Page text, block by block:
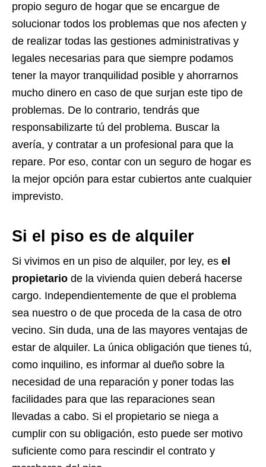
propio seguro de hogar que se encargue de
solucionar todos los problemas que nos afecten y
de realizar todas las gestiones administrativas y
legales necesarias para que siempre podamos
tener la mayor tranquilidad posible y ahorrarnos
mucho dinero en caso de que surjan este tipo de
problemas. De lo contrario, tendrás que
responsabilizarte tú del problema. Buscar la
avería, y contratar a un profesional para que la
repare. Por eso, contar con un seguro de hogar es
la mejor opción para estar cubiertos ante cualquier
imprevisto.
Si el piso es de alquiler
Si vivimos en un piso de alquiler, por ley, es el
propietario de la vivienda quien deberá hacerse
cargo. Independientemente de que el problema
sea nuestro o de que proceda de la casa de otro
vecino. Sin duda, una de las mayores ventajas de
estar de alquiler. La única obligación que tienes tú,
como inquilino, es informar al dueño sobre la
necesidad de una reparación y poner todas las
facilidades para que las reparaciones sean
llevadas a cabo. Si el propietario se niega a
cumplir con su obligación, esto puede ser motivo
suficiente como para rescindir el contrato y